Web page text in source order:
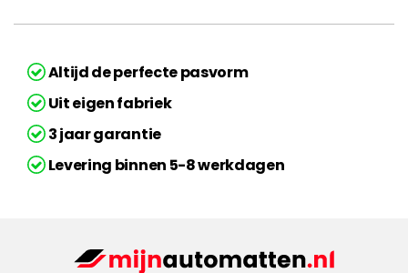
Altijd de perfecte pasvorm
Uit eigen fabriek
3 jaar garantie
Levering binnen 5-8 werkdagen